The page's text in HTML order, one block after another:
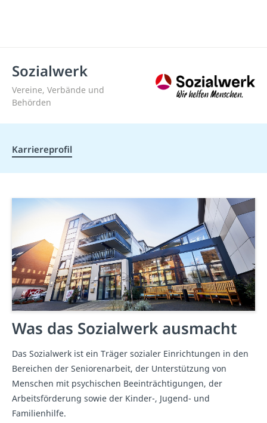
Sozialwerk
Vereine, Verbände und
Behörden
Karriereprofil
Was das Sozialwerk ausmacht
Das Sozialwerk ist ein Träger sozialer Einrichtungen in den
Bereichen der Seniorenarbeit, der Unterstützung von
Menschen mit psychischen Beeinträchtigungen, der
Arbeitsförderung sowie der Kinder-, Jugend- und
Familienhilfe.